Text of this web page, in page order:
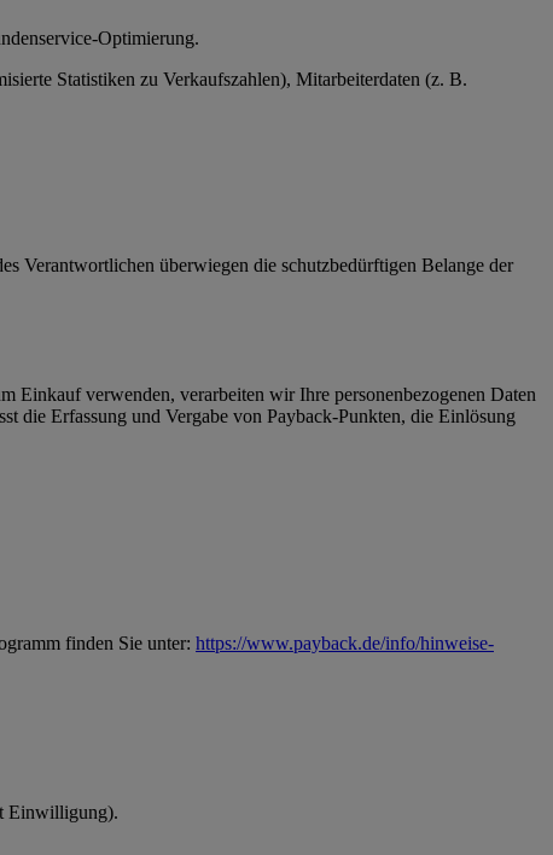
Optimierung.
Statistiken zu Verkaufszahlen), Mitarbeiterdaten (z. B.
Verantwortlichen überwiegen die schutzbedürftigen Belange der
Einkauf verwenden, verarbeiten wir Ihre personenbezogenen Daten
die Erfassung und Vergabe von Payback-Punkten, die Einlösung
finden Sie unter: https://www.payback.de/info/hinweise-
Einwilligung).